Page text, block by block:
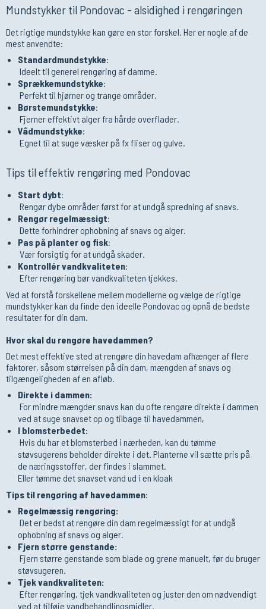
Mundstykker til Pondovac - alsidighed i rengøringen
Det rigtige mundstykke kan gøre en stor forskel. Her er nogle af de
mest anvendte:
Standardmundstykke:
Ideelt til generel rengøring af damme.
Sprækkemundstykke:
Perfekt til hjørner og trange områder.
Børstemundstykke:
Fjerner effektivt alger fra hårde overflader.
Vådmundstykke:
Egnet til at suge væsker på fx fliser og gulve.
Tips til effektiv rengøring med Pondovac
Start dybt:
Rengør dybe områder først for at undgå spredning af snavs.
Rengør regelmæssigt:
Dette forhindrer ophobning af snavs og alger.
Pas på planter og fisk:
Vær forsigtig for at undgå skader.
Kontrollér vandkvaliteten:
Efter rengøring bør vandkvaliteten tjekkes.
Ved at forstå forskellene mellem modellerne og vælge de rigtige
mundstykker kan du finde den ideelle Pondovac og opnå de bedste
resultater for din dam.
Hvor skal du rengøre havedammen?
Det mest effektive sted at rengøre din havedam afhænger af flere
faktorer, såsom størrelsen på din dam, mængden af snavs og
tilgængeligheden af en afløb.
Direkte i dammen:
For mindre mængder snavs kan du ofte rengøre direkte i dammen
ved at suge snavset op og tilbage til havedammen,
I blomsterbedet:
Hvis du har et blomsterbed i nærheden, kan du tømme
støvsugerens beholder direkte i det. Planterne vil sætte pris på
de næringsstoffer, der findes i slammet.
Eller tømme det snavset vand ud i en kloak
Tips til rengøring af havedammen:
Regelmæssig rengøring:
Det er bedst at rengøre din dam regelmæssigt for at undgå
ophobning af snavs og alger.
Fjern større genstande:
Fjern større genstande som blade og grene manuelt, før du bruger
støvsugeren.
Tjek vandkvaliteten:
Efter rengøring, tjek vandkvaliteten og juster den om nødvendigt
ved at tilføje vandbehandlingsmidler.